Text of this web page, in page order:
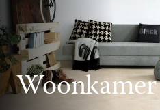
Woonkamer